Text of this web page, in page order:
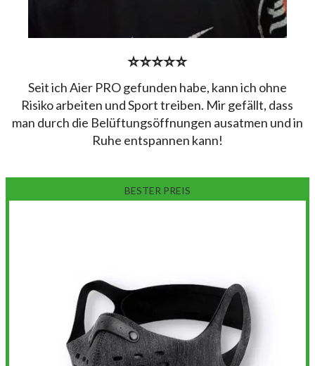
⭐⭐⭐⭐⭐
Seit ich Aier PRO gefunden habe, kann ich ohne
Risiko arbeiten und Sport treiben. Mir gefällt, dass
man durch die Belüftungsöffnungen ausatmen und in
Ruhe entspannen kann!
BESTER PREIS